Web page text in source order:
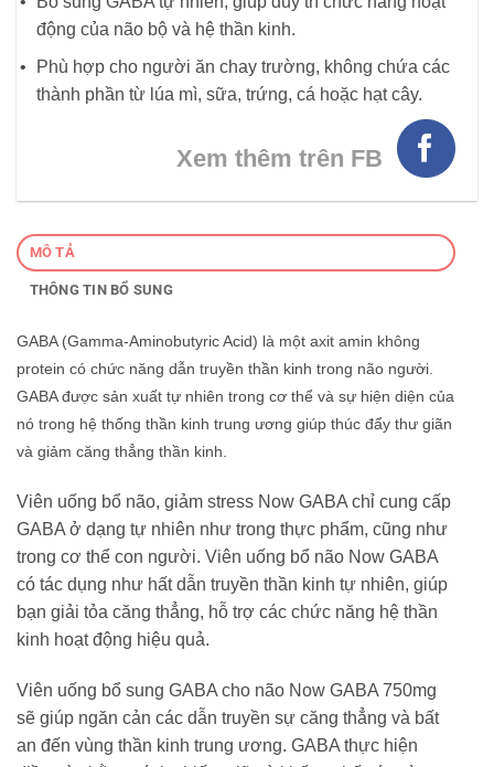
động của não bộ và hệ thần kinh.
Phù hợp cho người ăn chay trường, không chứa các
thành phần từ lúa mì, sữa, trứng, cá hoặc hạt cây.
Xem thêm trên FB
MÔ TẢ
THÔNG TIN BỔ SUNG
GABA (Gamma-Aminobutyric Acid) là một axit amin không
protein có chức năng dẫn truyền thần kinh trong não người.
GABA được sản xuất tự nhiên trong cơ thể và sự hiện diện của
nó trong hệ thống thần kinh trung ương giúp thúc đẩy thư giãn
và giảm căng thẳng thần kinh.
Viên uống bổ não, giảm stress Now GABA chỉ cung cấp
GABA ở dạng tự nhiên như trong thực phẩm, cũng như
trong cơ thể con người. Viên uống bổ não Now GABA
có tác dụng như hất dẫn truyền thần kinh tự nhiên, giúp
bạn giải tỏa căng thẳng, hỗ trợ các chức năng hệ thần
kinh hoạt động hiệu quả.
Viên uống bổ sung GABA cho não Now GABA 750mg
sẽ giúp ngăn cản các dẫn truyền sự căng thẳng và bất
an đến vùng thần kinh trung ương. GABA thực hiện